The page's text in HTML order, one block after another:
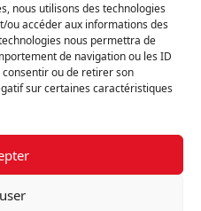
nous utilisons des technologies
ou accéder aux informations des
nous permettra de
de navigation ou les ID
consentir ou de retirer son
sur certaines caractéristiques
RGPD